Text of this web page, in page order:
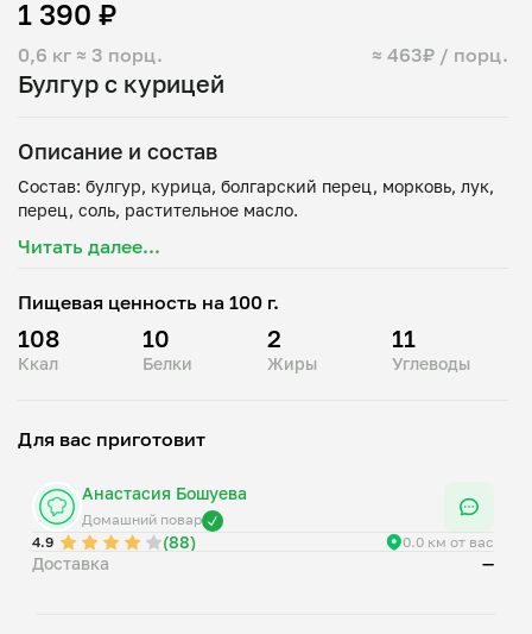
Булгур с курицей
0,6 кг ≈ 3 порц. ≈ 463₽ / порц.
1 390 ₽
Описание и состав
Состав: булгур, курица, болгарский перец, морковь, лук,
Читать далее...
Пищевая ценность на 100 г.
108
Ккал
10
Белки
2
Жиры
11
Углеводы
Для вас приготовит
Анастасия Бошуева
Домашний повар
4.9
(88) 0.0 км от вас
Доставка —